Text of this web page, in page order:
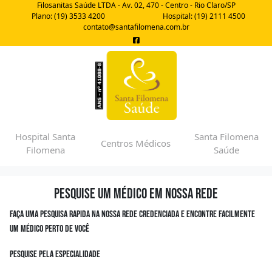
Filosanitas Saúde LTDA - Av. 02, 470 - Centro - Rio Claro/SP
Plano: (19) 3533 4200
Hospital: (19) 2111 4500
contato@santafilomena.com.br
Hospital Santa
Filomena
Centros Médicos
Santa Filomena
Saúde
Pesquise um médico em nossa rede
Faça uma pesquisa rapida na nossa rede credenciada e encontre facilmente
um médico perto de você
Pesquise pela especialidade